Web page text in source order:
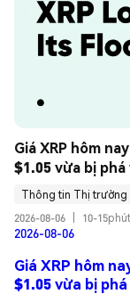
Giá XRP hôm
$1.05 vừa bị phá
Thông tin Thị trường
2026-08-06
10-15phút
2026-08-06
Giá XRP hôm
$1.05 vừa bị